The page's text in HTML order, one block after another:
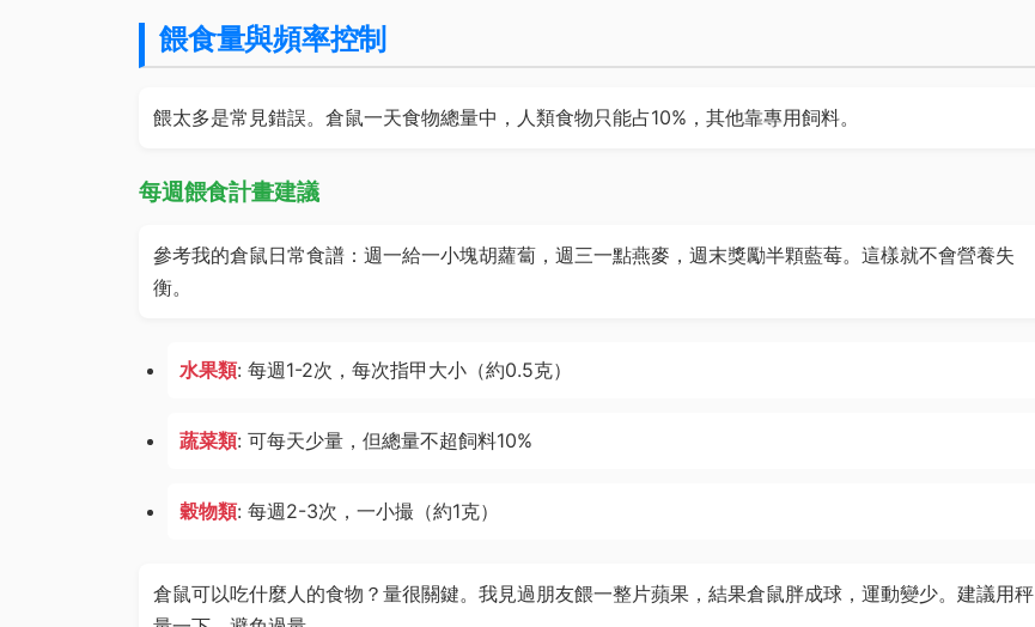
餵食量與頻率控制
餵太多是常見錯誤。倉鼠一天食物總量中，人類食物只能占10%，其他靠專用飼料。
每週餵食計畫建議
參考我的倉鼠日常食譜：週一給一小塊胡蘿蔔，週三一點燕麥，週末獎勵半顆藍莓。這樣就不會營養失
衡。
水果類: 每週1-2次，每次指甲大小（約0.5克）
蔬菜類: 可每天少量，但總量不超飼料10%
穀物類: 每週2-3次，一小撮（約1克）
倉鼠可以吃什麼人的食物？量很關鍵。我見過朋友餵一整片蘋果，結果倉鼠胖成球，運動變少。建議用秤